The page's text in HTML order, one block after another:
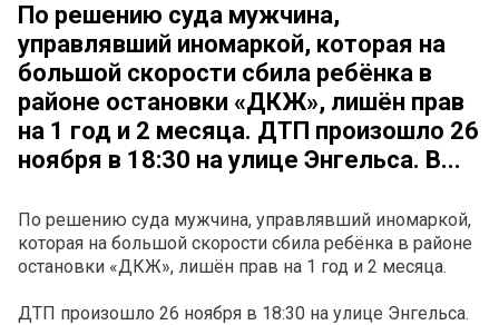
По решению суда мужчина,
управлявший иномаркой, которая на
большой скорости сбила ребёнка в
районе остановки «ДКЖ», лишён прав
на 1 год и 2 месяца. ДТП произошло 26
ноября в 18:30 на улице Энгельса. В...
По решению суда мужчина, управлявший иномаркой,
которая на большой скорости сбила ребёнка в районе
остановки «ДКЖ», лишён прав на 1 год и 2 месяца.
ДТП произошло 26 ноября в 18:30 на улице Энгельса.